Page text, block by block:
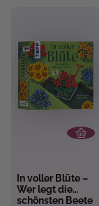
In voller Blüte –
Wer legt die
schönsten Beete